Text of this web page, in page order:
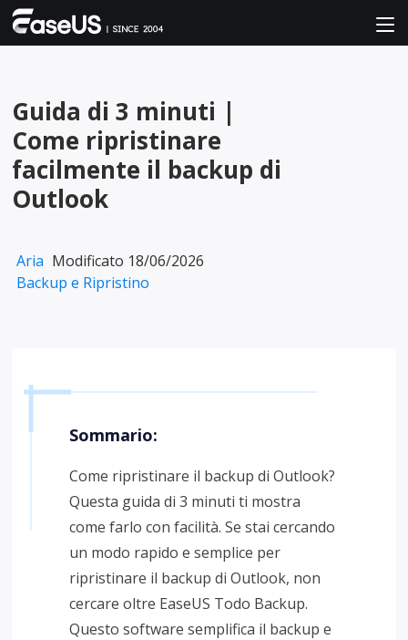
Guida di 3 minuti |
Come ripristinare
facilmente il backup di
Outlook
Aria Modificato 18/06/2026
Backup e Ripristino
Sommario:
Come ripristinare il backup di Outlook?
Questa guida di 3 minuti ti mostra
come farlo con facilità. Se stai cercando
un modo rapido e semplice per
ripristinare il backup di Outlook, non
cercare oltre EaseUS Todo Backup.
Questo software semplifica il backup e